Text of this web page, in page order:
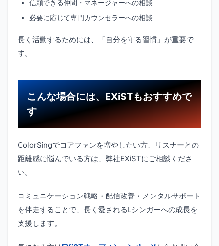
信頼できる仲間・マネージャーへの相談
必要に応じて専門カウンセラーへの相談
長く活動するためには、「自分を守る習慣」が重要で
す。
こんな場合には、EXiSTもおすすめで
す
ColorSingでコアファンを増やしたい方、リスナーとの
距離感に悩んでいる方は、弊社EXiSTにご相談くださ
い。
コミュニケーション戦略・配信改善・メンタルサポート
を伴走することで、長く愛されるLシンガーへの成長を
支援します。